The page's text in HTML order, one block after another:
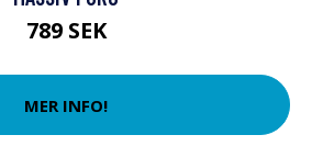
789 SEK
MER INFO!